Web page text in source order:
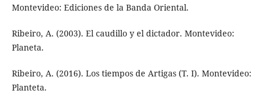
Montevideo: Ediciones de la Banda Oriental.
Ribeiro, A. (2003). El caudillo y el dictador. Montevideo:
Planeta.
Ribeiro, A. (2016). Los tiempos de Artigas (T. I). Montevideo:
Planteta.